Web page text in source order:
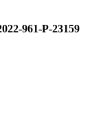
961-P-23159